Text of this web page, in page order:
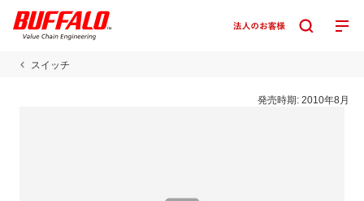
スイッチ
発売時期:2010年8月